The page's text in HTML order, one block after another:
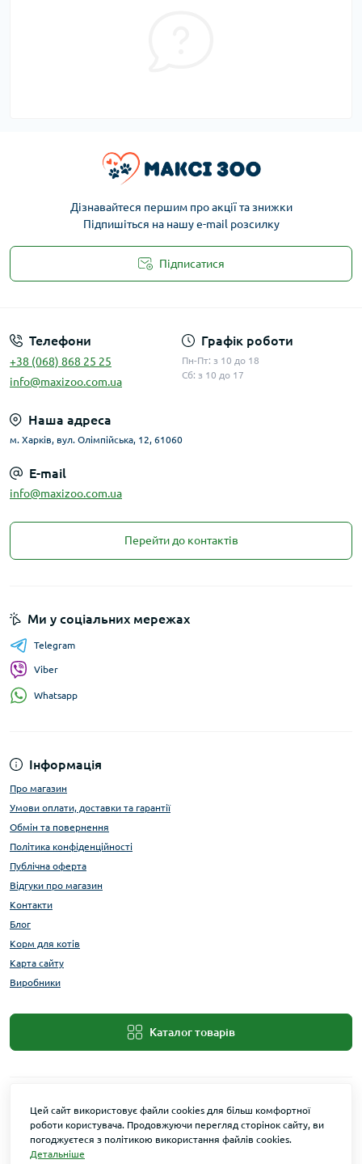
Дізнавайтеся першим про акції та знижки
Підпишіться на нашу e-mail розсилку
Підписатися
Телефони
+38 (068) 868 25 25
info@maxizoo.com.ua
Графік роботи
Пн-Пт: з 10 до 18
Сб: з 10 до 17
Наша адреса
м. Харків, вул. Олімпійська, 12, 61060
E-mail
info@maxizoo.com.ua
Перейти до контактів
Інформація
Про магазин
Умови оплати, доставки та гарантії
Обмін та повернення
Політика конфіденційності
Публічна оферта
Відгуки про магазин
Контакти
Блог
Корм для котів
Карта сайту
Виробники
Каталог товарів
Ми у соціальних мережах
Telegram
Viber
Whatsapp
Цей сайт використовує файли cookies для більш комфортної
роботи користувача. Продовжуючи перегляд сторінок сайту, ви
погоджуєтеся з політикою використання файлів cookies.
Детальніше